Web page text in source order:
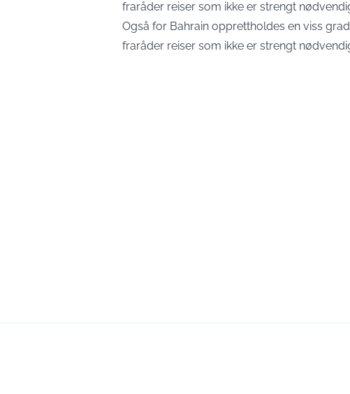
fraråder reiser som ikke er strengt
Også for Bahrain opprettholdes en viss
fraråder reiser som ikke er strengt